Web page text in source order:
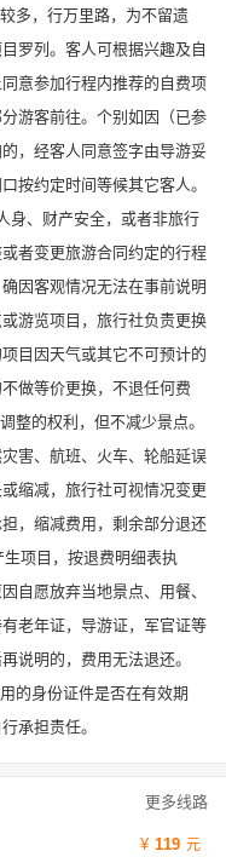
多，行万里路，为不留遗
罗列。客人可根据兴趣及自
意参加行程内推荐的自费项
游客前往。个别如因（已参
，经客人同意签字由导游妥
按约定时间等候其它客人。
身、财产安全，或者非旅行
者变更旅游合同约定的行程
因客观情况无法在事前说明
游览项目，旅行社负责更换
目因天气或其它不可预计的
做等价更换，不退任何费
整的权利，但不减少景点。
害、航班、火车、轮船延误
缩减，旅行社可视情况变更
，缩减费用，剩余部分退还
项目，按退费明细表执
自愿放弃当地景点、用餐、
老年证，导游证，军官证等
说明的，费用无法退还。
的身份证件是否在有效期
承担责任。
更多线路
119